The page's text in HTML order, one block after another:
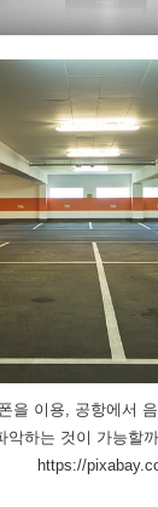
을 이용, 공항에서
악하는 것이 가능할
https://